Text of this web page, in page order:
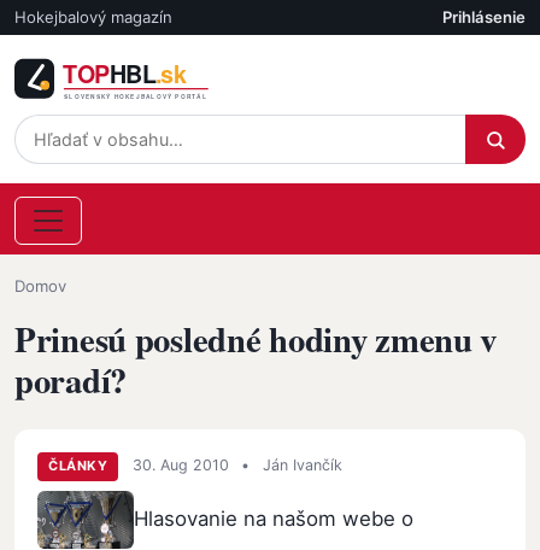
Skočiť na hlavný obsah
Hokejbalový magazín Účet
Prihlásenie
Omrvinka
Domov
Prinesú posledné hodiny zmenu v
poradí?
ČLÁNKY 30. Aug 2010 • Ján Ivančík
Hlasovanie na našom webe o